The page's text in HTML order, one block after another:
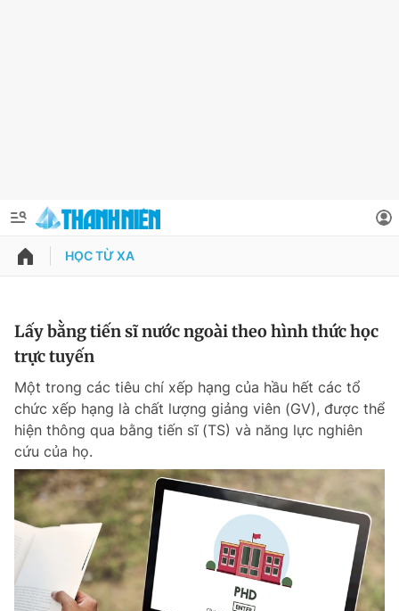
QUẢNG CÁO
Chuyên mục khác
Chào ngày mới
Tin thị trường Tin 360
Video Magazine
Thông tin tài khoản
Đổi mật khẩu
Tin đã lưu
Tin đã xem
Đăng xuất
HỌC TỪ XA
Lấy bằng tiến sĩ nước ngoài theo hình thức học
trực tuyến
Một trong các tiêu chí xếp hạng của hầu hết các tổ
chức xếp hạng là chất lượng giảng viên (GV), được thể
hiện thông qua bằng tiến sĩ (TS) và năng lực nghiên
cứu của họ.